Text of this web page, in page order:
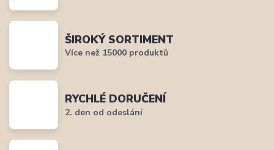
ŠIROKÝ SORTIMENT
Více než 15000 produktů
RYCHLÉ DORUČENÍ
2. den od odeslání